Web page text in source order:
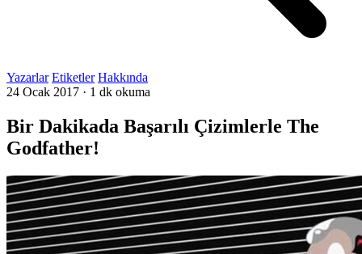
Yazarlar Etiketler Hakkında
24 Ocak 2017 · 1 dk okuma
Bir Dakikada Başarılı Çizimlerle The
Godfather!